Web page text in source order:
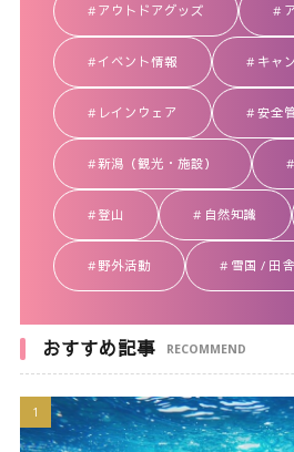
アウトドアグッズ
イベント情報 キャ
レインウェア 安全
新潟（観光・施設）
登山 自然知識
野外活動 雪国 / 田
おすすめ記事 RECOMMEND